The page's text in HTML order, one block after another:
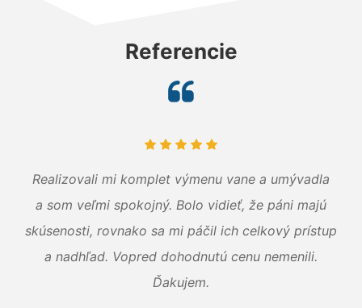
Referencie
Realizovali mi komplet výmenu vane a umývadla
a som veľmi spokojný. Bolo vidieť, že páni majú
skúsenosti, rovnako sa mi páčil ich celkový prístup
a nadhľad. Vopred dohodnutú cenu nemenili.
Ďakujem.